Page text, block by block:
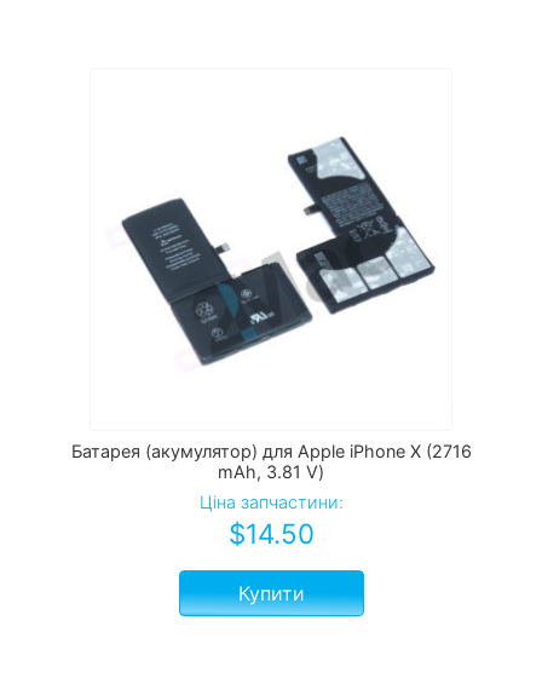
Батарея (акумулятор) для Apple iPhone Х (2716
mAh, 3.81 V)
Ціна запчастини:
$14.50
Купити